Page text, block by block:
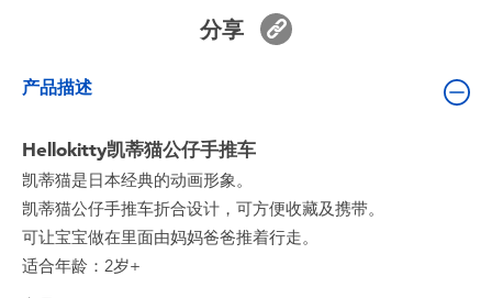
玩具促销
玩具清货
分享
产品描述
Hellokitty凯蒂猫公仔手推车
凯蒂猫是日本经典的动画形象。
凯蒂猫公仔手推车折合设计，可方便收藏及携带。
可让宝宝做在里面由妈妈爸爸推着行走。
适合年龄：2岁+